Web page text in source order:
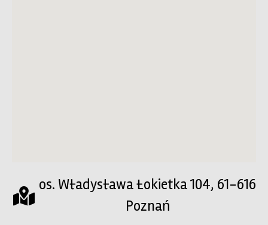
os. Władysława Łokietka 104, 61-616
Poznań